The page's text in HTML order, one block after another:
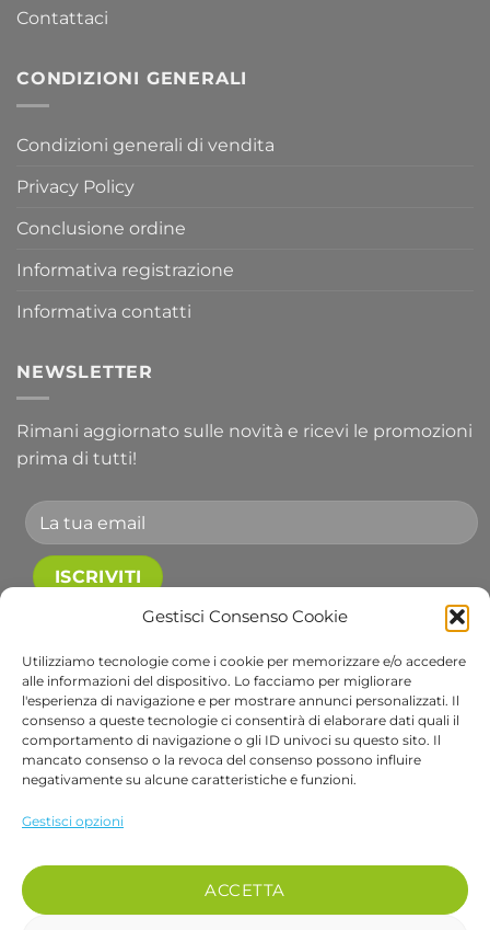
Gestisci Consenso Cookie
Utilizziamo tecnologie come i cookie per memorizzare e/o accedere
alle informazioni del dispositivo. Lo facciamo per migliorare
l'esperienza di navigazione e per mostrare annunci personalizzati. Il
consenso a queste tecnologie ci consentirà di elaborare dati quali il
comportamento di navigazione o gli ID univoci su questo sito. Il
mancato consenso o la revoca del consenso possono influire
negativamente su alcune caratteristiche e funzioni.
Gestisci opzioni
ACCETTA
Contattaci
CONDIZIONI GENERALI
Condizioni generali di vendita
Privacy Policy
Conclusione ordine
Informativa registrazione
Informativa contatti
NEWSLETTER
Rimani aggiornato sulle novità e ricevi le promozioni
prima di tutti!
Accetto le condizioni generali e di ricevere le
Alternative:
Visa PayPal Stripe MasterCard
Cash
On
Apple
Via B. Cellini 7, 36061, Bassano del Grappa VI
REA: VI-407698 - Cap. soc. € 10.000,00 i.v.
PEC: bscom@pec.it SDI: EUVZNZV